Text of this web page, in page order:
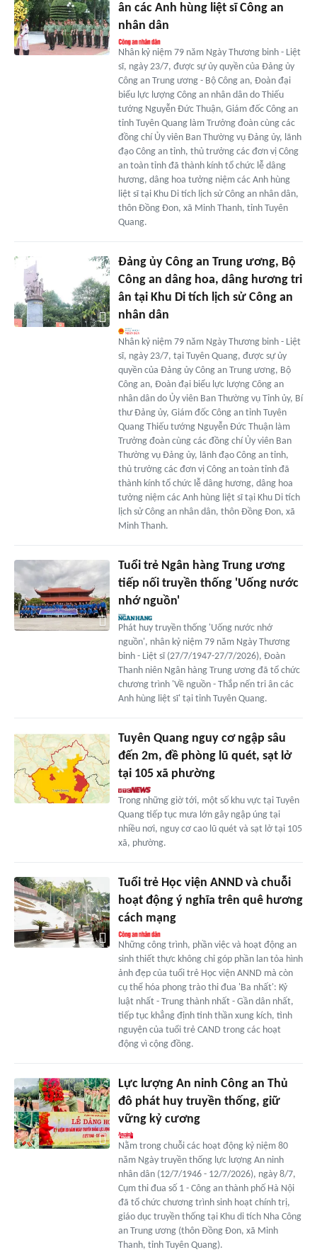
ân các Anh hùng liệt sĩ Công an
nhân dân
Nhân kỷ niệm 79 năm Ngày Thương binh - Liệt
sĩ, ngày 23/7, được sự ủy quyền của Đảng ủy
Công an Trung ương - Bộ Công an, Đoàn đại
biểu lực lượng Công an nhân dân do Thiếu
tướng Nguyễn Đức Thuận, Giám đốc Công an
tỉnh Tuyên Quang làm Trưởng đoàn cùng các
đồng chí Ủy viên Ban Thường vụ Đảng ủy, lãnh
đạo Công an tỉnh, thủ trưởng các đơn vị Công
an toàn tỉnh đã thành kính tổ chức lễ dâng
hương, dâng hoa tưởng niệm các Anh hùng
liệt sĩ tại Khu Di tích lịch sử Công an nhân dân,
thôn Đồng Đon, xã Minh Thanh, tỉnh Tuyên
Quang.
Đảng ủy Công an Trung ương, Bộ
Công an dâng hoa, dâng hương tri
ân tại Khu Di tích lịch sử Công an
nhân dân
Nhân kỷ niệm 79 năm Ngày Thương binh - Liệt
sĩ, ngày 23/7, tại Tuyên Quang, được sự ủy
quyền của Đảng ủy Công an Trung ương, Bộ
Công an, Đoàn đại biểu lực lượng Công an
nhân dân do Ủy viên Ban Thường vụ Tỉnh ủy, Bí
thư Đảng ủy, Giám đốc Công an tỉnh Tuyên
Quang Thiếu tướng Nguyễn Đức Thuận làm
Trưởng đoàn cùng các đồng chí Ủy viên Ban
Thường vụ Đảng ủy, lãnh đạo Công an tỉnh,
thủ trưởng các đơn vị Công an toàn tỉnh đã
thành kính tổ chức lễ dâng hương, dâng hoa
tưởng niệm các Anh hùng liệt sĩ tại Khu Di tích
lịch sử Công an nhân dân, thôn Đồng Đon, xã
Minh Thanh.
Tuổi trẻ Ngân hàng Trung ương
tiếp nối truyền thống 'Uống nước
nhớ nguồn'
Phát huy truyền thống 'Uống nước nhớ
nguồn', nhân kỷ niệm 79 năm Ngày Thương
binh - Liệt sĩ (27/7/1947-27/7/2026), Đoàn
Thanh niên Ngân hàng Trung ương đã tổ chức
chương trình 'Về nguồn - Thắp nến tri ân các
Anh hùng liệt sĩ' tại tỉnh Tuyên Quang.
Tuyên Quang nguy cơ ngập sâu
đến 2m, đề phòng lũ quét, sạt lở
tại 105 xã phường
Trong những giờ tới, một số khu vực tại Tuyên
Quang tiếp tục mưa lớn gây ngập úng tại
nhiều nơi, nguy cơ cao lũ quét và sạt lở tại 105
xã, phường.
Tuổi trẻ Học viện ANND và chuỗi
hoạt động ý nghĩa trên quê hương
cách mạng
Những công trình, phần việc và hoạt động an
sinh thiết thực không chỉ góp phần lan tỏa hình
ảnh đẹp của tuổi trẻ Học viện ANND mà còn
cụ thể hóa phong trào thi đua 'Ba nhất': Kỷ
luật nhất - Trung thành nhất - Gần dân nhất,
tiếp tục khẳng định tinh thần xung kích, tình
nguyện của tuổi trẻ CAND trong các hoạt
động vì cộng đồng.
Lực lượng An ninh Công an Thủ
đô phát huy truyền thống, giữ
vững kỷ cương
Nằm trong chuỗi các hoạt động kỷ niệm 80
năm Ngày truyền thống lực lượng An ninh
nhân dân (12/7/1946 - 12/7/2026), ngày 8/7,
Cụm thi đua số 1 - Công an thành phố Hà Nội
đã tổ chức chương trình sinh hoạt chính trị,
giáo dục truyền thống tại Khu di tích Nha Công
an Trung ương (thôn Đồng Đon, xã Minh
Thanh, tỉnh Tuyên Quang).